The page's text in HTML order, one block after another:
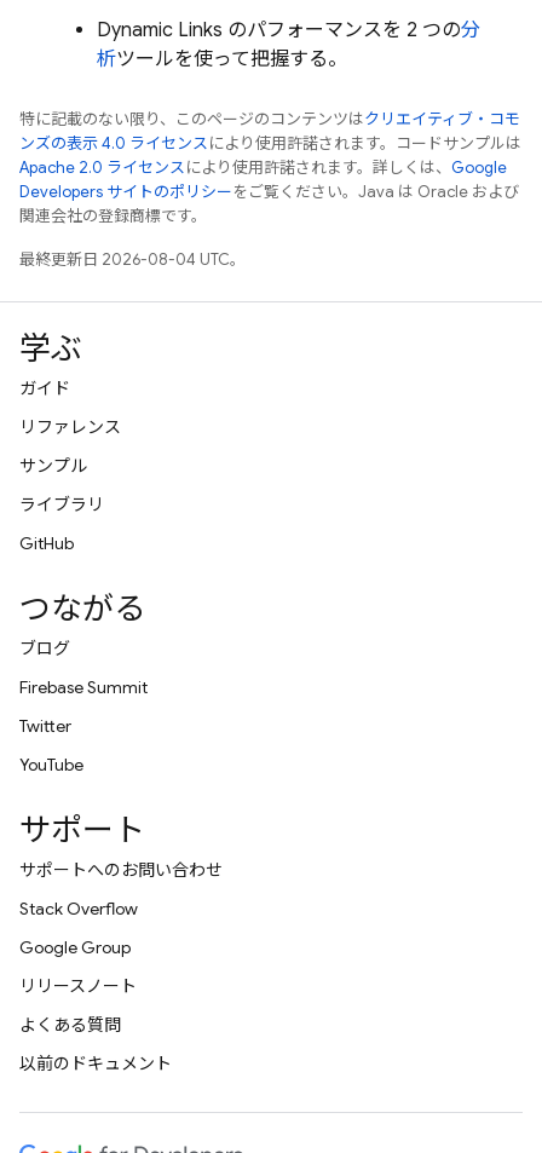
Dynamic Links のパフォーマンスを 2 つの分
析ツールを使って把握する。
特に記載のない限り、このページのコンテンツはクリエイティブ・コモ
ンズの表示 4.0 ライセンスにより使用許諾されます。コードサンプルは
Apache 2.0 ライセンスにより使用許諾されます。詳しくは、 Google
Developers サイトのポリシーをご覧ください。Java は Oracle および
関連会社の登録商標です。
最終更新日 2026-08-04 UTC。
学ぶ
ガイド
リファレンス
サンプル
ライブラリ
GitHub
つながる
ブログ
Firebase Summit
Twitter
YouTube
サポート
サポートへのお問い合わせ
Stack Overflow
Google Group
リリースノート
よくある質問
以前のドキュメント